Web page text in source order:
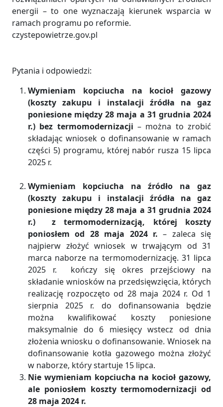
energii – to one wyznaczają kierunek wsparcia w
ramach programu po reformie.
czystepowietrze.gov.pl
Pytania i odpowiedzi:
Wymieniam kopciucha na kocioł gazowy
(koszty zakupu i instalacji źródła na gaz
poniesione między 28 maja a 31 grudnia 2024
r.) bez termomodernizacji – można to zrobić
składając wniosek o dofinansowanie w ramach
części 5) programu, której nabór rusza 15 lipca
2025 r.
Wymieniam kopciucha na źródło na gaz
(koszty zakupu i instalacji źródła na gaz
poniesione między 28 maja a 31 grudnia 2024
r.) z termomodernizacją, której koszty
poniosłem od 28 maja 2024 r. – zaleca się
najpierw złożyć wniosek w trwającym od 31
marca naborze na termomodernizację. 31 lipca
2025 r. kończy się okres przejściowy na
składanie wniosków na przedsięwzięcia, których
realizację rozpoczęto od 28 maja 2024 r. Od 1
sierpnia 2025 r. do dofinansowania będzie
można kwalifikować koszty poniesione
maksymalnie do 6 miesięcy wstecz od dnia
złożenia wniosku o dofinansowanie. Wniosek na
dofinansowanie kotła gazowego można złożyć
w naborze, który startuje 15 lipca.
Nie wymieniam kopciucha na kocioł gazowy,
ale poniosłem koszty termomodernizacji od
28 maja 2024 r.